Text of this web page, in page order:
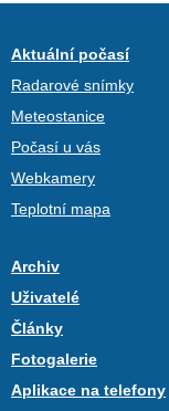
Aktuální počasí
Radarové snímky
Meteostanice
Počasí u vás
Webkamery
Teplotní mapa
Archiv
Uživatelé
Články
Fotogalerie
Aplikace na telefony